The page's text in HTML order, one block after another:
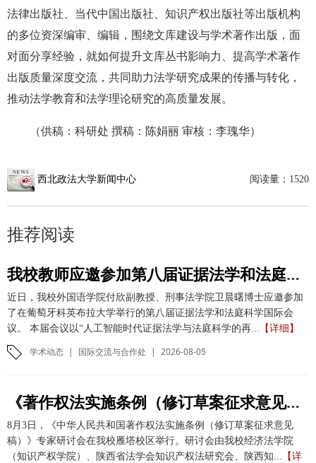
法律出版社、当代中国出版社、知识产权出版社等出版机构
的多位资深编审、编辑，围绕文库建设与学术著作出版，面
对面分享经验，就如何提升文库丛书影响力、提高学术著作
出版质量深度交流，共同助力法学研究成果的传播与转化，
推动法学教育和法学理论研究的高质量发展。
（供稿：科研处 撰稿：陈娟丽 审核：李瑰华）
西北政法大学新闻中心 阅读量： 1520
推荐阅读
我校教师应邀参加第八届证据法学和法庭科学国际会议并作学术报告
近日，我校外国语学院付欣副教授、刑事法学院卫晨曙博士应邀参加
了在葡萄牙科英布拉大学举行的第八届证据法学和法庭科学国际会
议。 本届会议以“人工智能时代证据法学与法庭科学的再... 【详细】
学术动态 | 国际交流与合作处 | 2026-08-05
《著作权法实施条例（修订草案征求意见稿）》专家研讨会在我校举办
8月3日，《中华人民共和国著作权法实施条例（修订草案征求意见
稿）》专家研讨会在我校雁塔校区举行。研讨会由我校经济法学院
（知识产权学院）、陕西省法学会知识产权法研究会、陕西知... 【详